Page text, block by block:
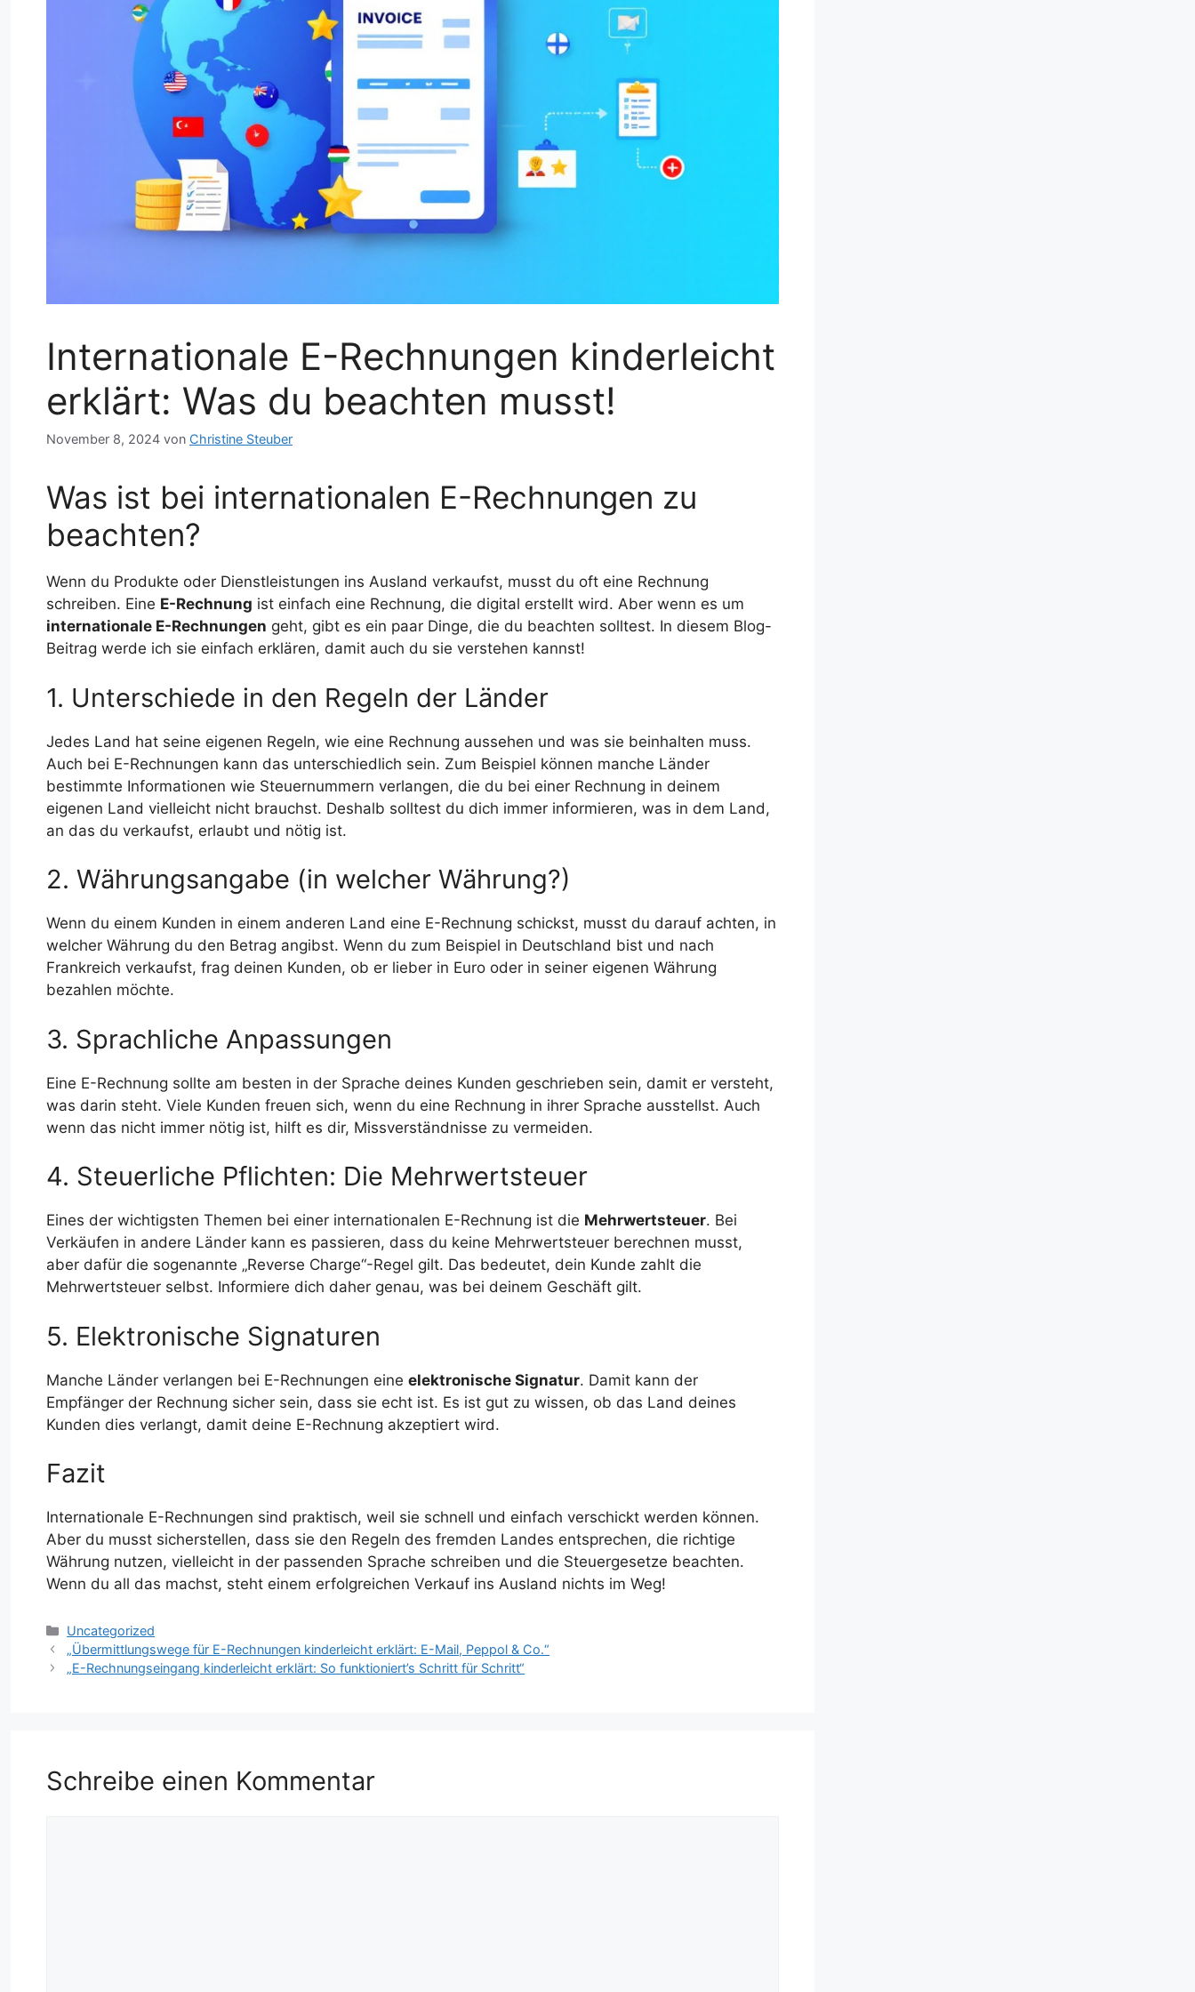
Internationale E-Rechnungen kinderleicht
erklärt: Was du beachten musst!
November 8, 2024 von Christine Steuber
Was ist bei internationalen E-Rechnungen zu
beachten?
Wenn du Produkte oder Dienstleistungen ins Ausland verkaufst, musst du oft eine Rechnung
schreiben. Eine E-Rechnung ist einfach eine Rechnung, die digital erstellt wird. Aber wenn es um
internationale E-Rechnungen geht, gibt es ein paar Dinge, die du beachten solltest. In diesem Blog-
Beitrag werde ich sie einfach erklären, damit auch du sie verstehen kannst!
1. Unterschiede in den Regeln der Länder
Jedes Land hat seine eigenen Regeln, wie eine Rechnung aussehen und was sie beinhalten muss.
Auch bei E-Rechnungen kann das unterschiedlich sein. Zum Beispiel können manche Länder
bestimmte Informationen wie Steuernummern verlangen, die du bei einer Rechnung in deinem
eigenen Land vielleicht nicht brauchst. Deshalb solltest du dich immer informieren, was in dem Land,
an das du verkaufst, erlaubt und nötig ist.
2. Währungsangabe (in welcher Währung?)
Wenn du einem Kunden in einem anderen Land eine E-Rechnung schickst, musst du darauf achten, in
welcher Währung du den Betrag angibst. Wenn du zum Beispiel in Deutschland bist und nach
Frankreich verkaufst, frag deinen Kunden, ob er lieber in Euro oder in seiner eigenen Währung
bezahlen möchte.
3. Sprachliche Anpassungen
Eine E-Rechnung sollte am besten in der Sprache deines Kunden geschrieben sein, damit er versteht,
was darin steht. Viele Kunden freuen sich, wenn du eine Rechnung in ihrer Sprache ausstellst. Auch
wenn das nicht immer nötig ist, hilft es dir, Missverständnisse zu vermeiden.
4. Steuerliche Pflichten: Die Mehrwertsteuer
Eines der wichtigsten Themen bei einer internationalen E-Rechnung ist die Mehrwertsteuer. Bei
Verkäufen in andere Länder kann es passieren, dass du keine Mehrwertsteuer berechnen musst,
aber dafür die sogenannte „Reverse Charge“-Regel gilt. Das bedeutet, dein Kunde zahlt die
Mehrwertsteuer selbst. Informiere dich daher genau, was bei deinem Geschäft gilt.
5. Elektronische Signaturen
Manche Länder verlangen bei E-Rechnungen eine elektronische Signatur. Damit kann der
Empfänger der Rechnung sicher sein, dass sie echt ist. Es ist gut zu wissen, ob das Land deines
Kunden dies verlangt, damit deine E-Rechnung akzeptiert wird.
Fazit
Internationale E-Rechnungen sind praktisch, weil sie schnell und einfach verschickt werden können.
Aber du musst sicherstellen, dass sie den Regeln des fremden Landes entsprechen, die richtige
Währung nutzen, vielleicht in der passenden Sprache schreiben und die Steuergesetze beachten.
Wenn du all das machst, steht einem erfolgreichen Verkauf ins Ausland nichts im Weg!
Kategorien
Uncategorized
„Übermittlungswege für E-Rechnungen kinderleicht erklärt: E-Mail, Peppol & Co.“
„E-Rechnungseingang kinderleicht erklärt: So funktioniert’s Schritt für Schritt“
Schreibe einen Kommentar